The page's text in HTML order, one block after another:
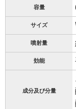
容量
サイズ
噴射量
効能
成分及び分量